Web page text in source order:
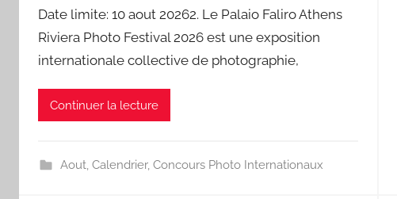
Date limite: 10 aout 20262. Le Palaio Faliro Athens
Riviera Photo Festival 2026 est une exposition
internationale collective de photographie,
Continuer la lecture
Aout, Calendrier, Concours Photo Internationaux